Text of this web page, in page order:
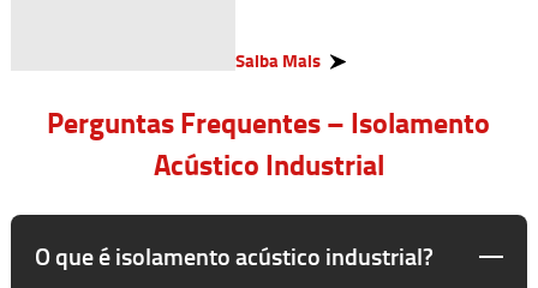
Saiba Mais
Perguntas Frequentes – Isolamento
Acústico Industrial
O que é isolamento acústico industrial?